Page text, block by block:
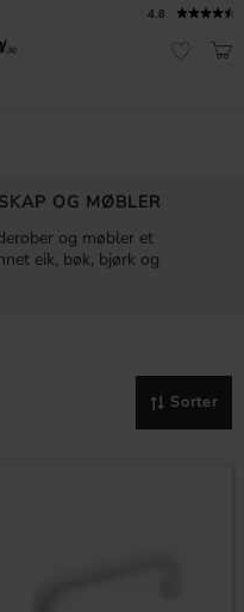
4.8
OG MØBLER
og møbler et
eik, bøk, bjørk og
Sorter
Design